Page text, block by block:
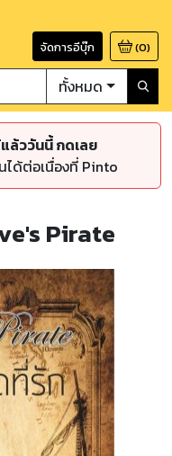
จัดการอีบุ๊ก (0)
ทั้งหมด
ล้ววันนี้ กดเลย
ได้ต่อเนื่องที่ Pinto
Pirate